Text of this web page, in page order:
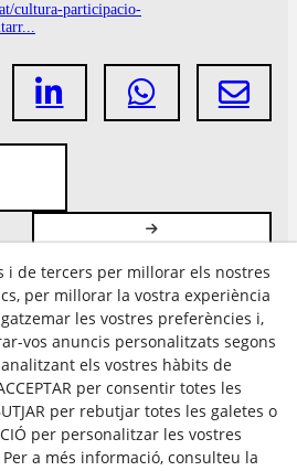
cultura-participacio-
i de tercers per millorar els nostres
per millorar la vostra experiència
les vostres preferències i,
vos anuncis personalitzats segons
els vostres hàbits de
per consentir totes les
per rebutjar totes les galetes o
per personalitzar les vostres
a més informació, consulteu la